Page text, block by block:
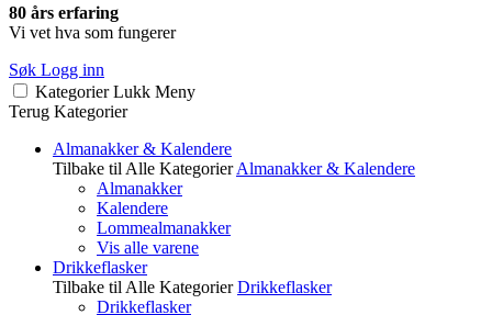
80 års erfaring
Vi vet hva som fungerer
Søk Logg inn
Kategorier Lukk Meny
Terug Kategorier
Almanakker & Kalendere
Tilbake til Alle Kategorier Almanakker & Kalendere
Almanakker
Kalendere
Lommealmanakker
Vis alle varene
Drikkeflasker
Tilbake til Alle Kategorier Drikkeflasker
Drikkeflasker